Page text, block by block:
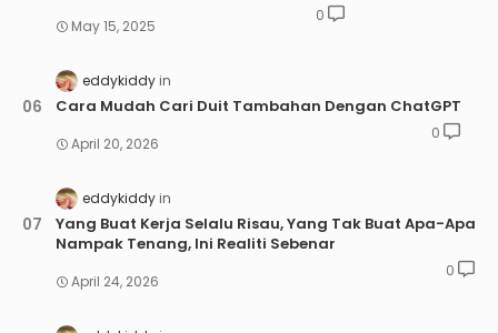
May 15, 2025
0
eddykiddy
Cara Mudah Cari Duit Tambahan Dengan ChatGPT
April 20, 2026
0
eddykiddy
Yang Buat Kerja Selalu Risau, Yang Tak Buat Apa-Apa
Nampak Tenang, Ini Realiti Sebenar
April 24, 2026
0